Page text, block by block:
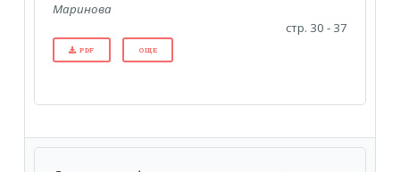
Маринова
стр. 30 - 37
PDF ОЩЕ